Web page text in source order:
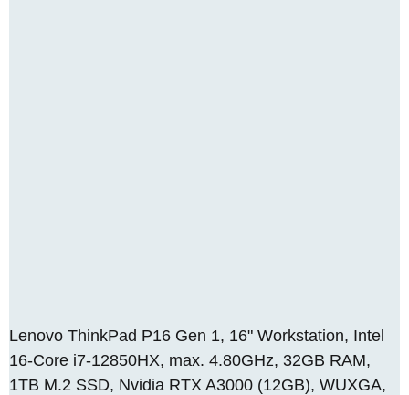
Lenovo ThinkPad P16 Gen 1, 16" Workstation, Intel
16-Core i7-12850HX, max. 4.80GHz, 32GB RAM,
1TB M.2 SSD, Nvidia RTX A3000 (12GB), WUXGA,